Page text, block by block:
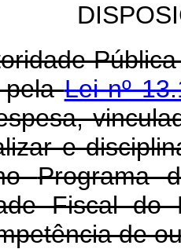
pelaLei nº
e
Programa
Fiscal
de